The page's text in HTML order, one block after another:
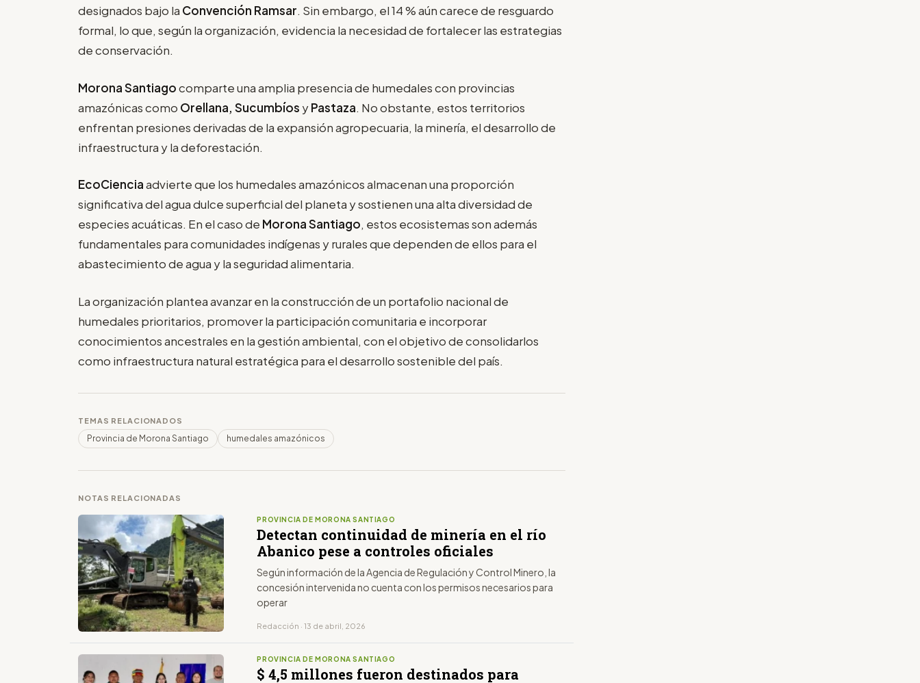
designados bajo la Convención Ramsar. Sin embargo, el 14 % aún carece de resguardo
formal, lo que, según la organización, evidencia la necesidad de fortalecer las estrategias
de conservación.
Morona Santiagocomparte una amplia presencia de humedales con provincias
amazónicas como Orellana, Sucumbíos yPastaza. No obstante, estos territorios
enfrentan presiones derivadas de la expansión agropecuaria, la minería, el desarrollo de
infraestructura y la deforestación.
EcoCienciaadvierte que los humedales amazónicos almacenan una proporción
significativa del agua dulce superficial del planeta y sostienen una alta diversidad de
especies acuáticas. En el caso de Morona Santiago, estos ecosistemas son además
fundamentales para comunidades indígenas y rurales que dependen de ellos para el
abastecimiento de agua y la seguridad alimentaria.
La organización plantea avanzar en la construcción de un portafolio nacional de
humedales prioritarios, promover la participación comunitaria e incorporar
conocimientos ancestrales en la gestión ambiental, con el objetivo de consolidarlos
como infraestructura natural estratégica para el desarrollo sostenible del país.
TEMAS RELACIONADOS
Provincia de Morona Santiago humedales amazónicos
NOTAS RELACIONADAS
PROVINCIA DE MORONA SANTIAGO
Detectan continuidad de minería en el río
Abanico pese a controles oficiales
Según información de la Agencia de Regulación y Control Minero, la
concesión intervenida no cuenta con los permisos necesarios para
operar
Redacción · 13 de abril, 2026
PROVINCIA DE MORONA SANTIAGO
$ 4,5 millones fueron destinados para